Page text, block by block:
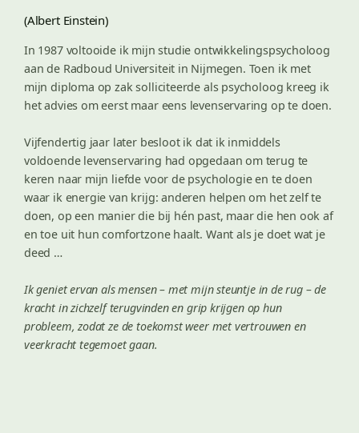
(Albert Einstein)
In 1987 voltooide ik mijn studie ontwikkelingspsycholoog
aan de Radboud Universiteit in Nijmegen. Toen ik met
mijn diploma op zak solliciteerde als psycholoog kreeg ik
het advies om eerst maar eens levenservaring op te doen.
Vijfendertig jaar later besloot ik dat ik inmiddels
voldoende levenservaring had opgedaan om terug te
keren naar mijn liefde voor de psychologie en te doen
waar ik energie van krijg: anderen helpen om het zelf te
doen, op een manier die bij hén past, maar die hen ook af
en toe uit hun comfortzone haalt. Want als je doet wat je
deed …
Ik geniet ervan als mensen – met mijn steuntje in de rug – de
kracht in zichzelf terugvinden en grip krijgen op hun
probleem, zodat ze de toekomst weer met vertrouwen en
veerkracht tegemoet gaan.